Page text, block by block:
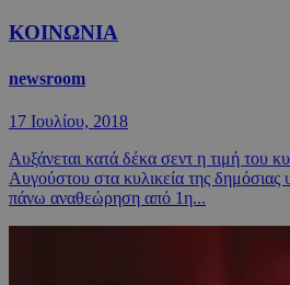
ΚΟΙΝΩΝΙΑ
newsroom
17 Ιουλίου, 2018
Aυξάνεται κατά δέκα σεντ η τιμή του
Αυγούστου στα κυλικεία της δημόσιας
πάνω αναθεώρηση από 1η...